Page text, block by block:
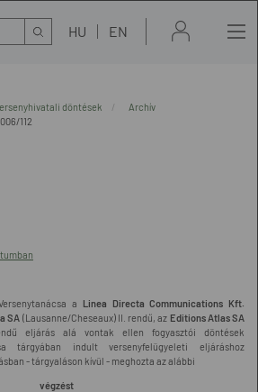
Kereső HU EN
döntések
Archív
112
a Linea Directa Communications Kft.
SA (Lausanne/Cheseaux) II. rendű, az Editions Atlas SA
eljárás alá vontak ellen fogyasztói döntések
tárgyában indult versenyfelügyeleti eljáráshoz
- tárgyaláson kívül - meghozta az alábbi
végzést